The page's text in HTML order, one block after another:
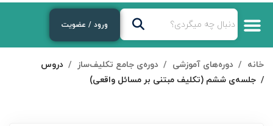
ورود / عضویت
خانه دوره‌های آموزشی دوره‌ی جامع تکلیف‌ساز
دروس
جلسه‌ی ششم (تکلیف مبتنی بر مسائل واقعی)